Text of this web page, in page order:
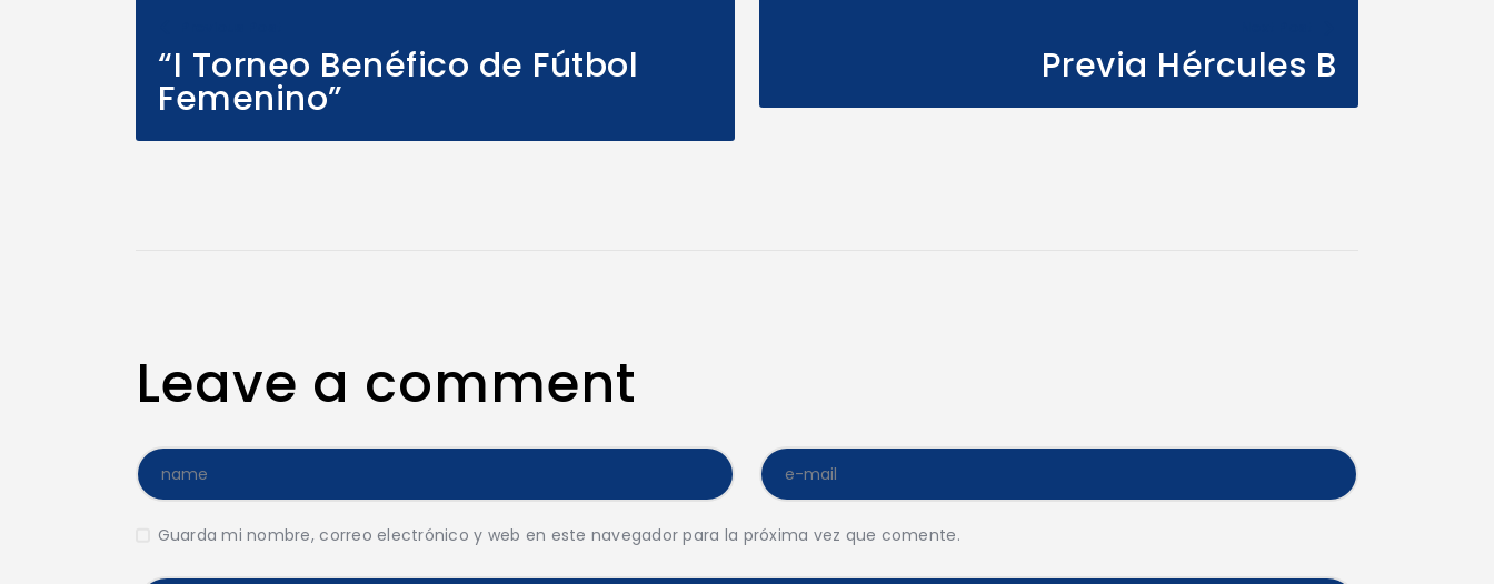
“I Torneo Benéfico de Fútbol
Femenino”
Previa Hércules B
Leave a comment
Guarda mi nombre, correo electrónico y web en este navegador para la próxima vez que comente.